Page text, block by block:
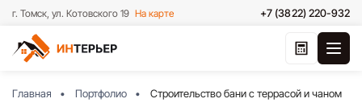
г. Томск, ул. Котовского 19 На карте +7 (3822) 220-932
Главная Портфолио Строительство бани с террасой и чаном